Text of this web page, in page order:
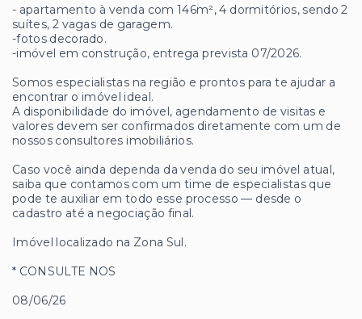
- apartamento à venda com 146m², 4 dormitórios, sendo 2
suítes, 2 vagas de garagem.
-fotos decorado.
-imóvel em construção, entrega prevista 07/2026.
Somos especialistas na região e prontos para te ajudar a
encontrar o imóvel ideal.
A disponibilidade do imóvel, agendamento de visitas e
valores devem ser confirmados diretamente com um de
nossos consultores imobiliários.
Caso você ainda dependa da venda do seu imóvel atual,
saiba que contamos com um time de especialistas que
pode te auxiliar em todo esse processo — desde o
cadastro até a negociação final.
Imóvel localizado na Zona Sul.
* CONSULTE NOS
08/06/26